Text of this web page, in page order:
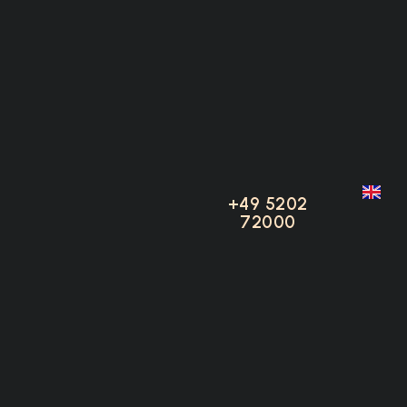
+49 5202
72000
+49 5202
72000